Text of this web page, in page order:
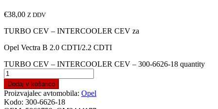
€38,00 Z DDV
TURBO CEV – INTERCOOLER CEV za
Opel Vectra B 2.0 CDTI/2.2 CDTI
TURBO CEV – INTERCOOLER CEV – 300-6626-18 quantity
Dodaj v košarico
Proizvajalec avtomobila: Opel
Kodo: 300-6626-18